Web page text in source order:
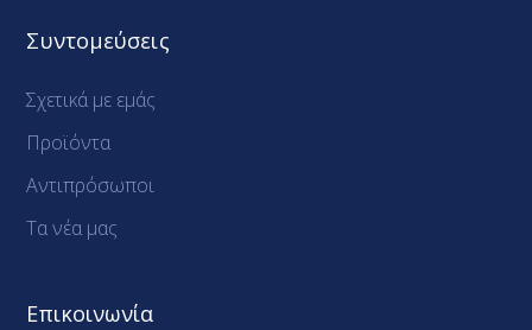
Συντομεύσεις
Σχετικά με εμάς
Προϊόντα
Αντιπρόσωποι
Τα νέα μας
Επικοινωνία